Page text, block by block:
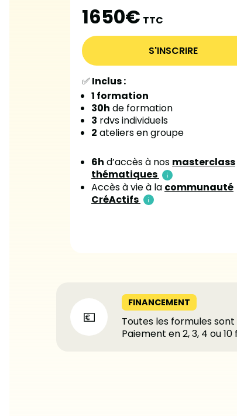
1650€ TTC
S'INSCRIRE
✅ Inclus :
1 formation
30h de formation
3 rdvs individuels
2 ateliers en groupe
6h d’accès à nos masterclass
thématiques
Accès à vie à la communauté
CréActifs
FINANCEMENT
Toutes les formules
Paiement en 2, 3, 4 ou 10